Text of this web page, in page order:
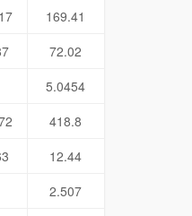
169.41
72.02
5.0454
418.8
12.44
2.507